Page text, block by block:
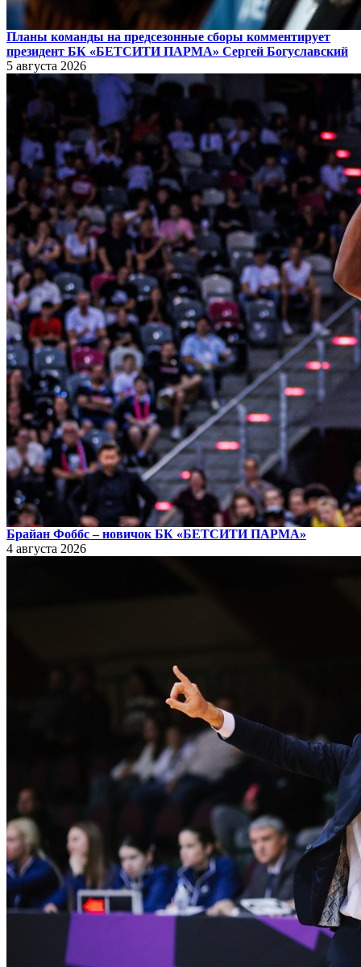
Планы команды на предсезонные сборы комментирует
президент БК «БЕТСИТИ ПАРМА» Сергей Богуславский
5 августа 2026
Брайан Фоббс – новичок БК «БЕТСИТИ ПАРМА»
4 августа 2026